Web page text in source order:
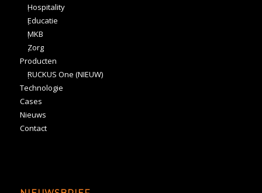
Hospitality
Educatie
MKB
Zorg
Producten
RUCKUS One (NIEUW)
Technologie
Cases
Nieuws
Contact